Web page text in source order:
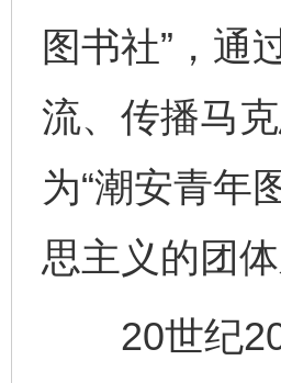
图书社”，通
流、传播马
为“潮安青年
思主义的团体
20世纪20